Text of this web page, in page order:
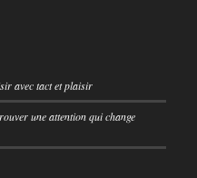
avec tact et plaisir
une attention qui change